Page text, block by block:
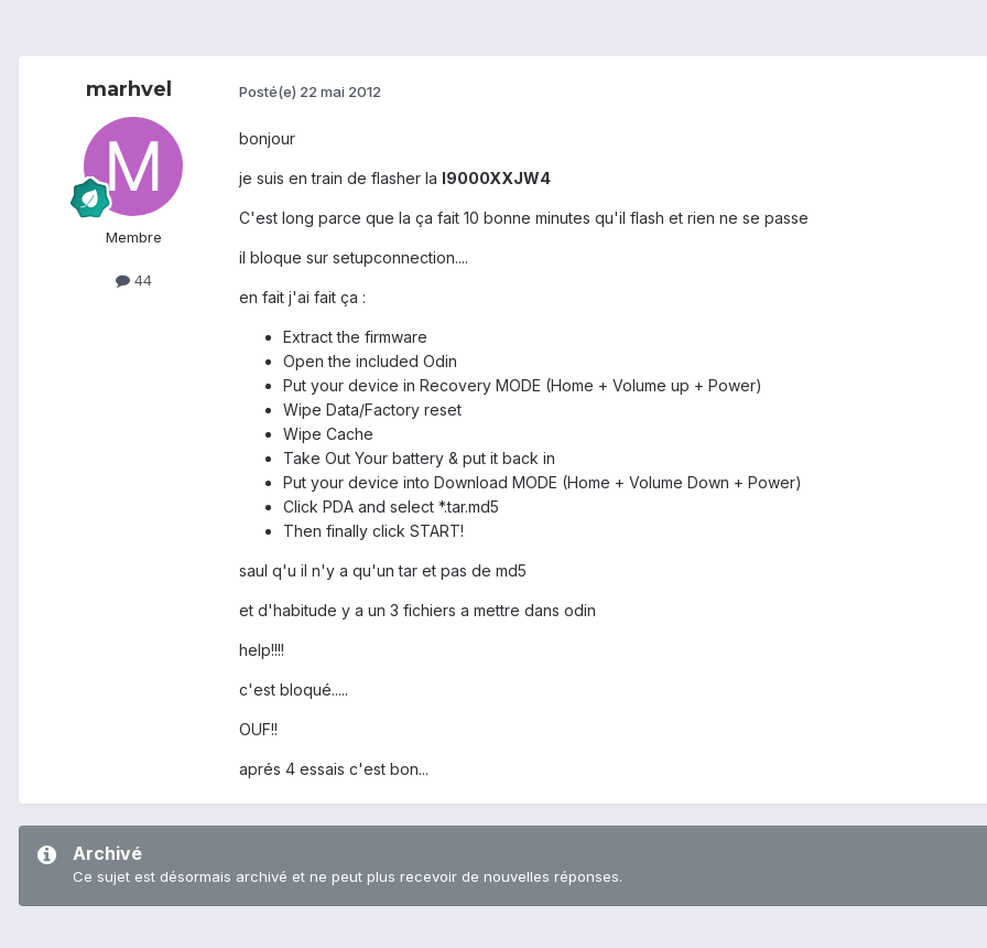
marhvel
Membre
44
Posté(e) 22 mai 2012
bonjour
je suis en train de flasher la I9000XXJW4
C'est long parce que la ça fait 10 bonne minutes qu'il flash et rien ne se passe
il bloque sur setupconnection....
en fait j'ai fait ça :
Extract the firmware
Open the included Odin
Put your device in Recovery MODE (Home + Volume up + Power)
Wipe Data/Factory reset
Wipe Cache
Take Out Your battery & put it back in
Put your device into Download MODE (Home + Volume Down + Power)
Click PDA and select *.tar.md5
Then finally click START!
saul q'u il n'y a qu'un tar et pas de md5
et d'habitude y a un 3 fichiers a mettre dans odin
help!!!!
c'est bloqué.....
OUF!!
aprés 4 essais c'est bon...
Archivé
Ce sujet est désormais archivé et ne peut plus recevoir de nouvelles réponses.